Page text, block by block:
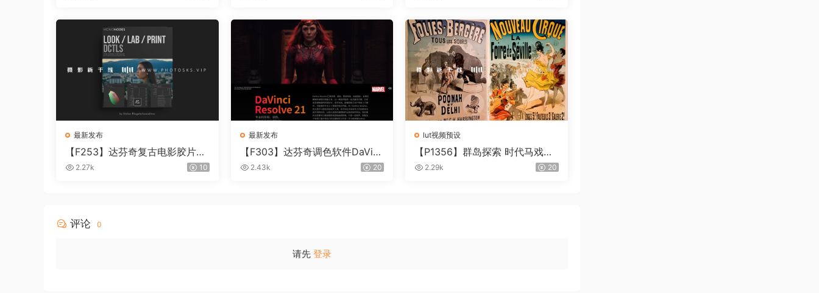
最新发布
【F253】达芬奇复古电影胶片质
感DCTL节点调色预设 MonoNod
2.27k 10
最新发布
【F303】达芬奇调色软件DaVinc
i Resolve Studio21.0.3 中文版W
2.43k 20
lut视频预设
【P1356】群岛探索 时代马戏团
– QUEST 60 调色预设Archipela
2.29k 20
评论 0
请先 登录